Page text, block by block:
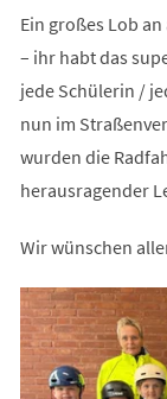
Ein großes Lob
– ihr habt das
jede Schülerin /
nun im
wurden die
herausragender
Wir wünschen